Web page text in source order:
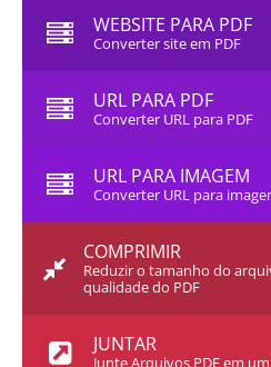
WEBSITE PARA PDF
Converter site em PDF
URL PARA PDF
Converter URL para PDF
URL PARA IMAGEM
Converter URL para
COMPRIMIR
Reduzir o tamanho do
qualidade do PDF
JUNTAR
Junte Arquivos PDF em